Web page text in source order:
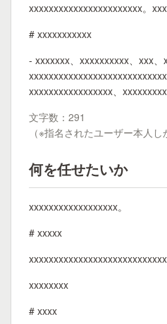
xxxxxxxxxxxxxxxxxxxxxxx。
# xxxxxxxxxxx
- xxxxxxx、xxxxxxxxxx、xxx、
xxxxxxxxxxxxxxxxx、
文字数：291
（※指名されたユーザー本人
何を任せたいか
xxxxxxxxxxxxxxxxxx。
# xxxxx
xxxxxxxxxxxxxxxxxxxxxxxxxxxx
xxxxxxxx
# xxxx